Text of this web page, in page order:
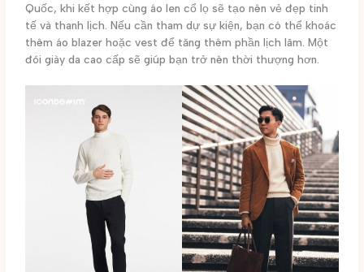
Quốc, khi kết hợp cùng áo len cổ lọ sẽ tạo nên vẻ đẹp tinh
tế và thanh lịch. Nếu cần tham dự sự kiện, bạn có thể khoác
thêm áo blazer hoặc vest để tăng thêm phần lịch lãm. Một
đôi giày da cao cấp sẽ giúp bạn trở nên thời thượng hơn.